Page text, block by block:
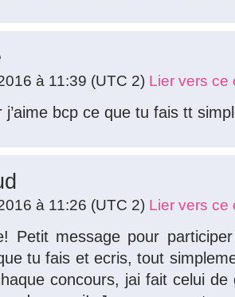
à 11:39 (UTC 2) Lier vers ce
j’aime bcp ce que tu fais tt
à 11:26 (UTC 2) Lier vers ce
Petit message pour
tu fais et ecris, tout
concours, jai fait celui